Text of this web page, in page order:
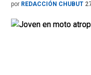
por REDACCIÓN CHUBUT